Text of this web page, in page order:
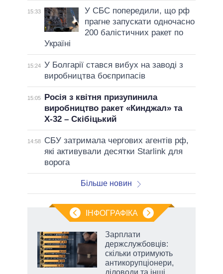
15:33
У СБС попередили, що рф
прагне запускати одночасно
200 балістичних ракет по
Україні
15:24 У Болгарії стався вибух на заводі з
виробництва боєприпасів
15:05
Росія з квітня призупинила
виробництво ракет «Кинджал» та
Х-32 – Скібіцький
14:58
СБУ затримала чергових агентів рф,
які активували десятки Starlink для
ворога
Більше новин
ІНФОГРАФІКА
Зарплати
держслужбовців:
скільки отримують
антикорупціонери,
діловоди та інші